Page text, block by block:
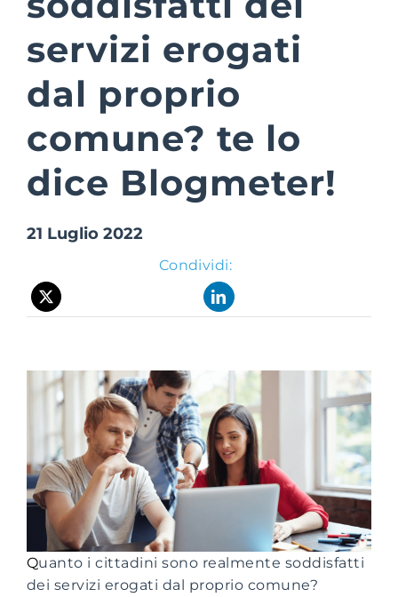
Suite Login
servizi erogati
dal proprio
comune? te lo
dice Blogmeter!
21 Luglio 2022
Condividi:
Quanto i cittadini sono realmente soddisfatti
dei servizi erogati dal proprio comune?